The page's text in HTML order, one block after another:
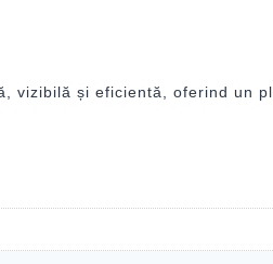
vizibilă și eficientă, oferind un